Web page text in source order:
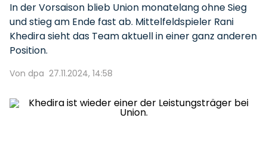
In der Vorsaison blieb Union monatelang ohne Sieg
und stieg am Ende fast ab. Mittelfeldspieler Rani
Khedira sieht das Team aktuell in einer ganz anderen
Position.
Von dpa 27.11.2024, 14:58